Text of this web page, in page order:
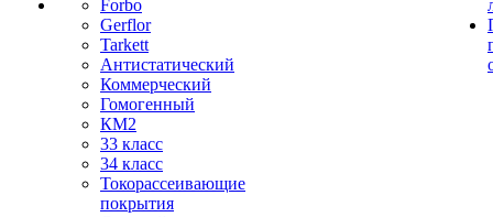
Forbo
Gerflor
Tarkett
Антистатический
Коммерческий
Гомогенный
КМ2
33 класс
34 класс
Токорассеивающие
покрытия